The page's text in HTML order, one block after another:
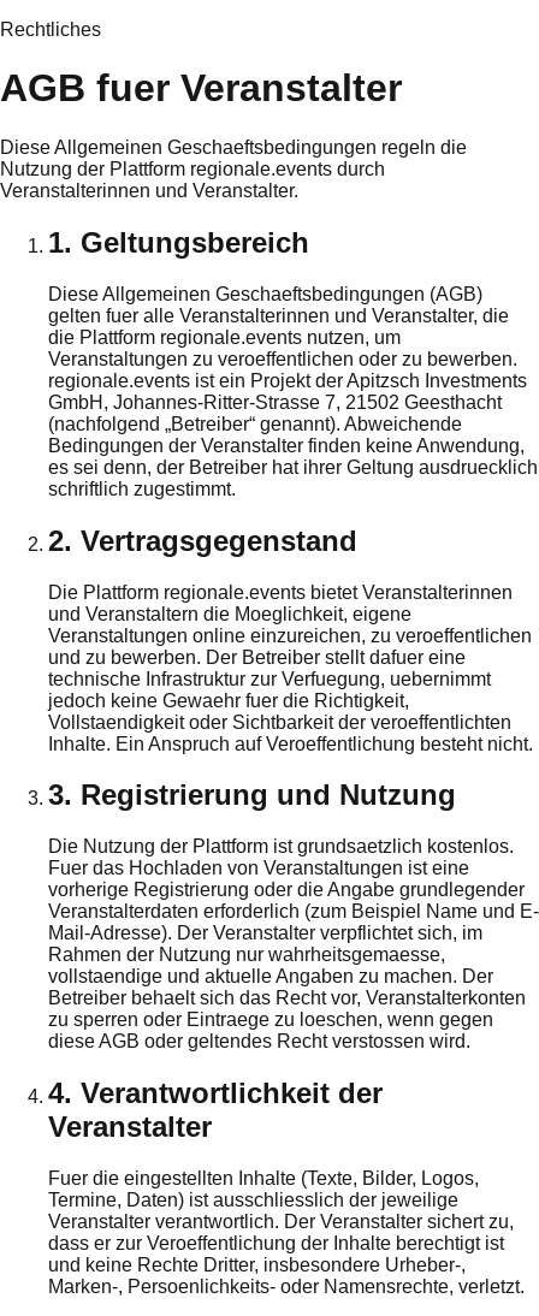
Rechtliches
AGB fuer Veranstalter
Diese Allgemeinen Geschaeftsbedingungen regeln die
Nutzung der Plattform regionale.events durch
Veranstalterinnen und Veranstalter.
1. Geltungsbereich
Diese Allgemeinen Geschaeftsbedingungen (AGB)
gelten fuer alle Veranstalterinnen und Veranstalter, die
die Plattform regionale.events nutzen, um
Veranstaltungen zu veroeffentlichen oder zu bewerben.
regionale.events ist ein Projekt der Apitzsch Investments
GmbH, Johannes-Ritter-Strasse 7, 21502 Geesthacht
(nachfolgend „Betreiber“ genannt). Abweichende
Bedingungen der Veranstalter finden keine Anwendung,
es sei denn, der Betreiber hat ihrer Geltung ausdruecklich
schriftlich zugestimmt.
2. Vertragsgegenstand
Die Plattform regionale.events bietet Veranstalterinnen
und Veranstaltern die Moeglichkeit, eigene
Veranstaltungen online einzureichen, zu veroeffentlichen
und zu bewerben. Der Betreiber stellt dafuer eine
technische Infrastruktur zur Verfuegung, uebernimmt
jedoch keine Gewaehr fuer die Richtigkeit,
Vollstaendigkeit oder Sichtbarkeit der veroeffentlichten
Inhalte. Ein Anspruch auf Veroeffentlichung besteht nicht.
3. Registrierung und Nutzung
Die Nutzung der Plattform ist grundsaetzlich kostenlos.
Fuer das Hochladen von Veranstaltungen ist eine
vorherige Registrierung oder die Angabe grundlegender
Veranstalterdaten erforderlich (zum Beispiel Name und E-
Mail-Adresse). Der Veranstalter verpflichtet sich, im
Rahmen der Nutzung nur wahrheitsgemaesse,
vollstaendige und aktuelle Angaben zu machen. Der
Betreiber behaelt sich das Recht vor, Veranstalterkonten
zu sperren oder Eintraege zu loeschen, wenn gegen
diese AGB oder geltendes Recht verstossen wird.
4. Verantwortlichkeit der
Veranstalter
Fuer die eingestellten Inhalte (Texte, Bilder, Logos,
Termine, Daten) ist ausschliesslich der jeweilige
Veranstalter verantwortlich. Der Veranstalter sichert zu,
dass er zur Veroeffentlichung der Inhalte berechtigt ist
und keine Rechte Dritter, insbesondere Urheber-,
Marken-, Persoenlichkeits- oder Namensrechte, verletzt.